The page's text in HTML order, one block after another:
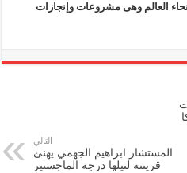
العالم وهى مشروعات وإنجازات
التالي
المستشار ابراهيم الجهمي يهنئ
قرينته لنيلها درجة الماجستير